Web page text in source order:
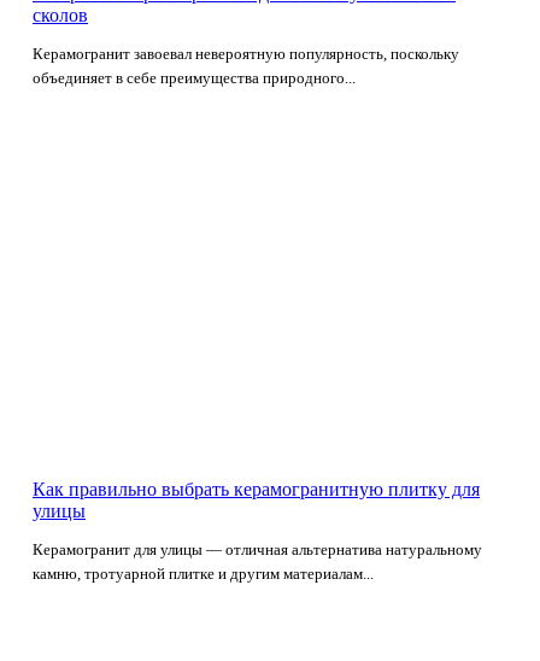
сколов
Керамогранит завоевал невероятную популярность, поскольку
объединяет в себе преимущества природного...
Как правильно выбрать керамогранитную плитку для
улицы
Керамогранит для улицы — отличная альтернатива натуральному
камню, тротуарной плитке и другим материалам...